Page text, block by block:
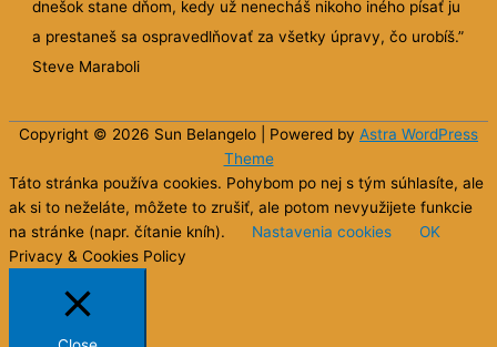
dnešok stane dňom, kedy už nenecháš nikoho iného písať ju
a prestaneš sa ospravedlňovať za všetky úpravy, čo urobíš.”
Steve Maraboli
Copyright © 2026 Sun Belangelo | Powered by Astra WordPress
Theme
Táto stránka používa cookies. Pohybom po nej s tým súhlasíte, ale
ak si to neželáte, môžete to zrušiť, ale potom nevyužijete funkcie
na stránke (napr. čítanie kníh).
Nastavenia cookies
OK
Privacy & Cookies Policy